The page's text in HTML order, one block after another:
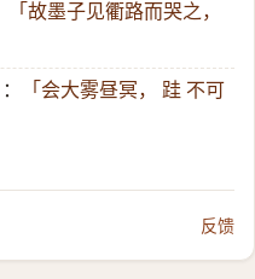
「故墨子见衢路而哭之，
：
「会大雾昼冥， 跬 不可
反馈